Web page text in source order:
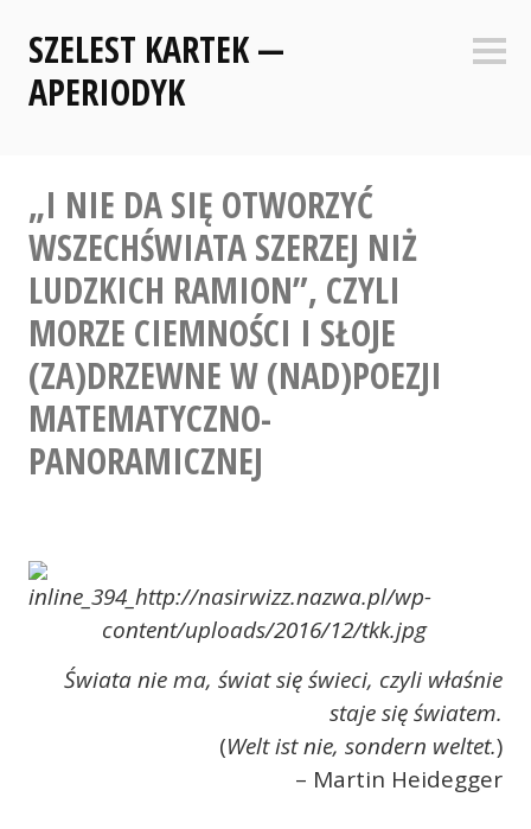
content
SZELEST KARTEK —
APERIODYK
„I NIE DA SIĘ OTWORZYĆ
WSZECHŚWIATA SZERZEJ NIŻ
LUDZKICH RAMION”, CZYLI
MORZE CIEMNOŚCI I SŁOJE
(ZA)DRZEWNE W (NAD)POEZJI
MATEMATYCZNO-
PANORAMICZNEJ
Świata nie ma, świat się świeci, czyli właśnie
staje się światem.
(Welt ist nie, sondern weltet.)
– Martin Heidegger